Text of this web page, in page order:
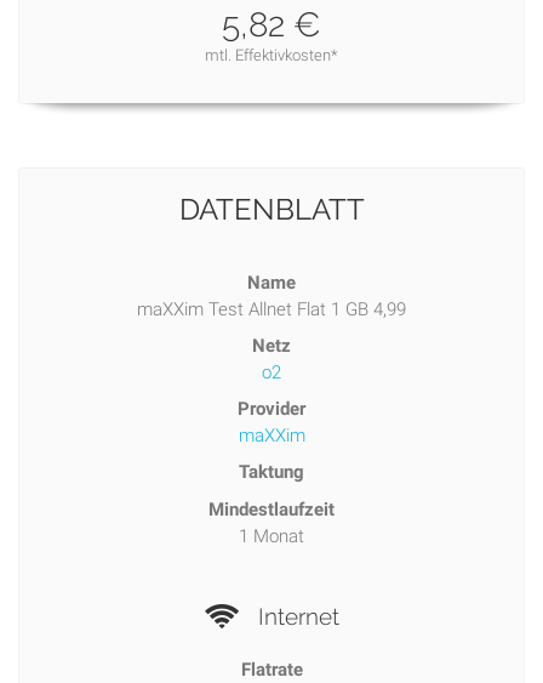
5,82 €
mtl. Effektivkosten*
DATENBLATT
Name
maXXim Test Allnet Flat 1 GB 4,99
Netz
o2
Provider
maXXim
Taktung
Mindestlaufzeit
1 Monat
Internet
Flatrate